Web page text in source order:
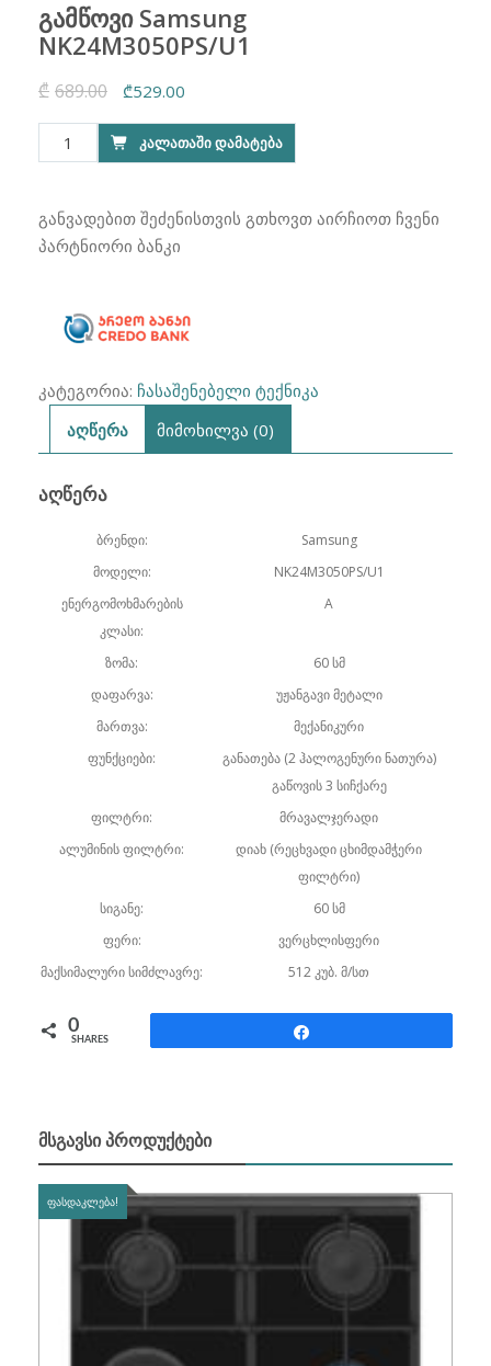
გამწოვი Samsung
NK24M3050PS/U1
₾ 689.00
Original
price
was:
₾529.00
price
is:
რაოდენობა:
გამწოვი
NK24M3050PS/U1
ᲙᲐᲚᲐᲗᲐᲨᲘ ᲓᲐᲛᲐᲢᲔᲑᲐ
განვადებით შეძენისთვის გთხოვთ აირჩიოთ ჩვენი
პარტნიორი ბანკი
კატეგორია: ჩასაშენებელი ტექნიკა
აღწერა
მიმოხილვა (0)
ᲐᲦᲬᲔᲠᲐ
ბრენდი:
Samsung
მოდელი:
NK24M3050PS/U1
ენერგომოხმარების
კლასი:
A
ზომა:
60 სმ
დაფარვა:
უჟანგავი მეტალი
მართვა:
მექანიკური
ფუნქციები:
განათება (2 ჰალოგენური ნათურა)
გაწოვის 3 სიჩქარე
ფილტრი:
მრავალჯერადი
ალუმინის ფილტრი:
დიახ (რეცხვადი ცხიმდამჭერი
ფილტრი)
სიგანე:
60 სმ
ფერი:
ვერცხლისფერი
მაქსიმალური სიმძლავრე:
512 კუბ. მ/სთ
0
SHARES
ᲛᲡᲒᲐᲕᲡᲘ ᲞᲠᲝᲓᲣᲥᲢᲔᲑᲘ
ᲤᲐᲡᲓᲐᲙᲚᲔᲑᲐ!